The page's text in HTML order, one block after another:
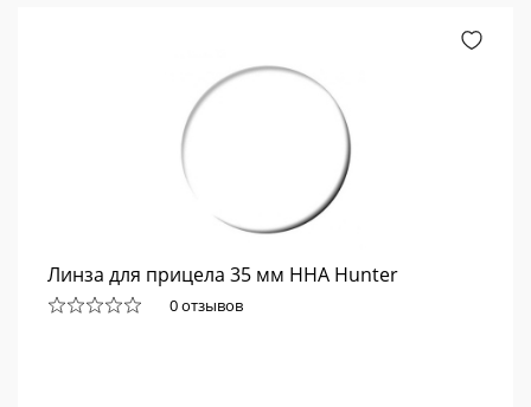
Линза для прицела 35 мм HHA Hunter
0 отзывов